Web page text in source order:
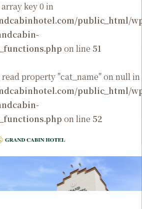
key 0 in
public_html/
on line 51
property "cat_name" on null in
public_html/
on line 52